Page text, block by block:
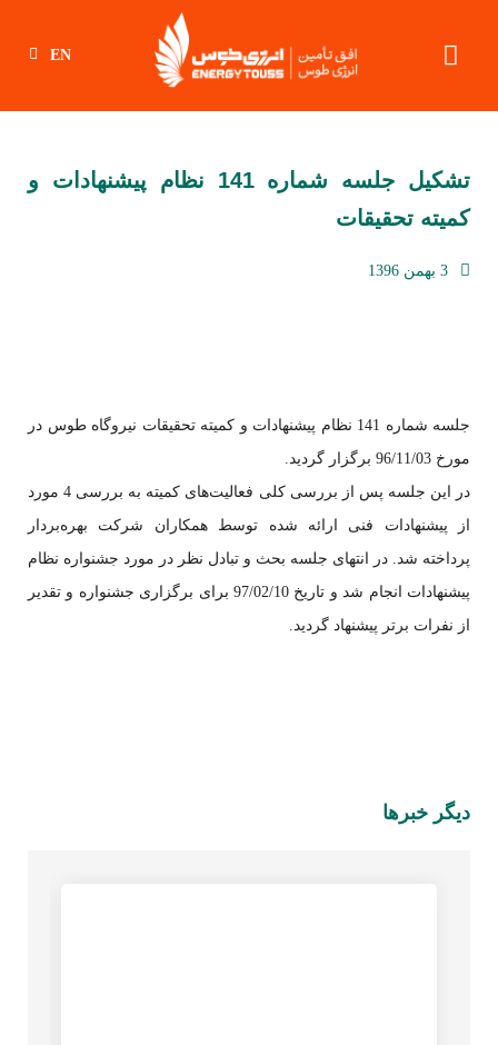
EN
تشکیل جلسه شماره 141 نظام پیشنهادات و
کمیته تحقیقات
3 بهمن 1396
جلسه شماره 141 نظام پیشنهادات و کمیته تحقیقات نیروگاه طوس در
مورخ 96/11/03 برگزار گردید.
در این جلسه پس از بررسی کلی فعالیت‌های کمیته به بررسی 4 مورد
از پیشنهادات فنی ارائه شده توسط همکاران شرکت بهره‌بردار
پرداخته شد. در انتهای جلسه بحث و تبادل نظر در مورد جشنواره نظام
پیشنهادات انجام شد و تاریخ 97/02/10 برای برگزاری جشنواره و تقدیر
از نفرات برتر پیشنهاد گردید.
دیگر خبرها